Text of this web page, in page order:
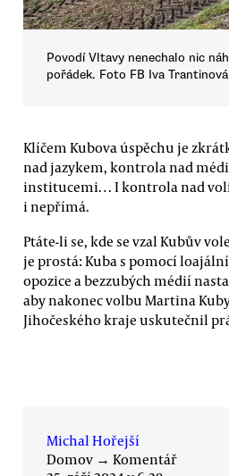
Povodí Vltavy nenechalo nic
pořádek. Foto FB Iva Trantinová
Klíčem Kubova úspěchu je
nad jazykem, kontrola nad
institucemi… I kontrola nad
i nepřímá.
Ptáte-li se, kde se vzal Kubův
je prostá: Kuba s pomocí
opozice a bezzubých médií
aby nakonec volbu Martina
Jihočeského kraje uskutečnil
Michal Hořejší
Domov → Komentář